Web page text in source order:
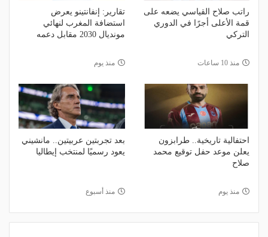
راتب صلاح القياسي يضعه على
قمة الأعلى أجرًا في الدوري
التركي
منذ 10 ساعات
تقارير: إنفانتينو يعرض
استضافة المغرب لنهائي
مونديال 2030 مقابل دعمه
منذ يوم
احتفالية تاريخية.. طرابزون
يعلن موعد حفل توقيع محمد
صلاح
منذ يوم
بعد تجربتين عربيتين.. مانشيني
يعود رسميًا لمنتخب إيطاليا
منذ أسبوع